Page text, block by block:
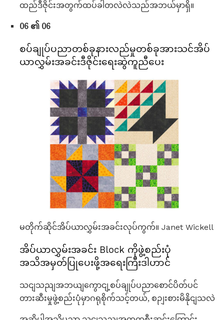
ထည်ဒီဇိုင်းအတွက်ထပ်ခါတလဲလဲသည်အဘယ်မှာရှိ။
06 ၏ 06
စပ်ချုပ်ပညာတစ်ခုနားလည်မှုတစ်ခုအားသင်အိပ်
ယာလွှမ်းအခင်းဒီဇိုင်းရေးဆွဲကူညီပေး
မတိုက်ဆိုင်အိပ်ယာလွှမ်းအခင်းလုပ်ကွက်။ Janet Wickell
အိပ်ယာလွှမ်းအခင်း Block ကိုဖွဲ့စည်းပုံ
အသိအမှတ်ပြုပေးဖို့အရေးကြီးဒါဟာင်
သငျသညျအဘယျကွောငျ့စပ်ချုပ်ပညာစောင်ပိတ်ပင်
တားဆီးမှုဖွဲ့စည်းပုံမှာဂရုစိုက်သင့်တယ်, စဉျးစားမိနိုငျသလဲ